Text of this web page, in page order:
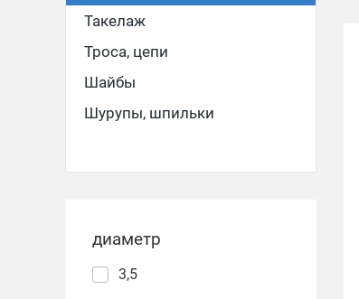
Такелаж
Троса, цепи
Шайбы
Шурупы, шпильки
диаметр
3,5